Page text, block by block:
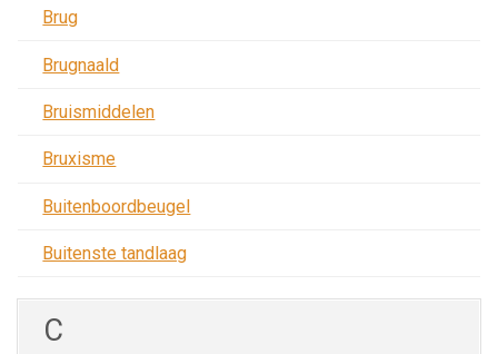
Brug
Brugnaald
Bruismiddelen
Bruxisme
Buitenboordbeugel
Buitenste tandlaag
C